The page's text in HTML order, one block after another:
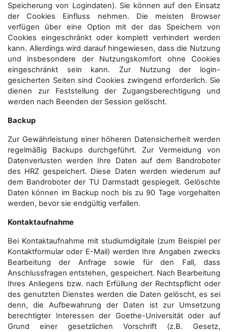
Speicherung von Logindaten). Sie können auf den Einsatz
der Cookies Einfluss nehmen. Die meisten Browser
verfügen über eine Option mit der das Speichern von
Cookies eingeschränkt oder komplett verhindert werden
kann. Allerdings wird darauf hingewiesen, dass die Nutzung
und insbesondere der Nutzungskomfort ohne Cookies
eingeschränkt sein kann. Zur Nutzung der login-
gesicherten Seiten sind Cookies zwingend erforderlich. Sie
dienen zur Feststellung der Zugangs­berechtigung und
werden nach Beenden der Session gelöscht.
Backup
Zur Gewährleistung einer höheren Datensicherheit werden
regelmäßig Backups durchgeführt. Zur Vermeidung von
Datenverlusten werden Ihre Daten auf dem Bandroboter
des HRZ gespeichert. Diese Daten werden wiederum auf
dem Bandroboter der TU Darmstadt gespiegelt. Gelöschte
Daten können im Backup noch bis zu 90 Tage vorgehalten
werden, bevor sie endgültig verfallen.
Kontaktaufnahme
Bei Kontaktaufnahme mit studiumdigitale (zum Beispiel per
Kontaktformular oder E-Mail) werden Ihre Angaben zwecks
Bearbeitung der Anfrage sowie für den Fall, dass
Anschluss­fragen entstehen, gespeichert. Nach Bearbeitung
Ihres Anliegens bzw. nach Erfüllung der Rechtspflicht oder
des genutzten Dienstes werden die Daten gelöscht, es sei
denn, die Aufbewahrung der Daten ist zur Umsetzung
berechtigter Interessen der Goethe-Universität oder auf
Grund einer gesetzlichen Vorschrift (z.B. Gesetz,